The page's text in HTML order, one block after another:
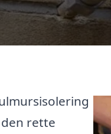
rette